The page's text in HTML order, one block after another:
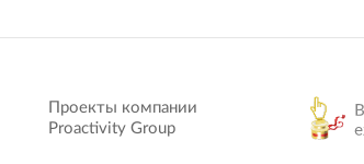
Проекты компании
Proactivity Group